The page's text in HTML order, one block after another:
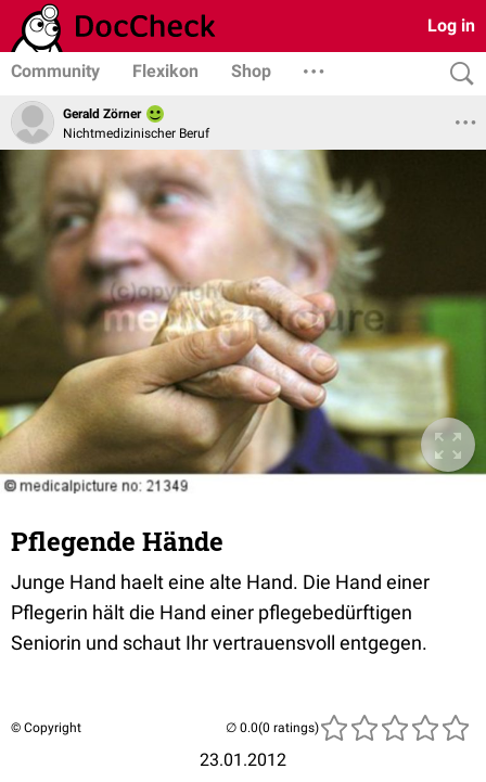
Log in
Community Flexikon Shop
Gerald Zörner
Nichtmedizinischer Beruf
Pflegende Hände
Junge Hand haelt eine alte Hand. Die Hand einer
Pflegerin hält die Hand einer pflegebedürftigen
Seniorin und schaut Ihr vertrauensvoll entgegen.
© Copyright
23.01.2012
(0 ratings)